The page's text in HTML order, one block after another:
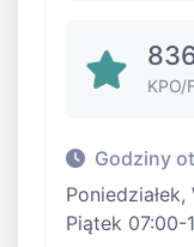
KPO/
Godziny
Piątek 07:00-